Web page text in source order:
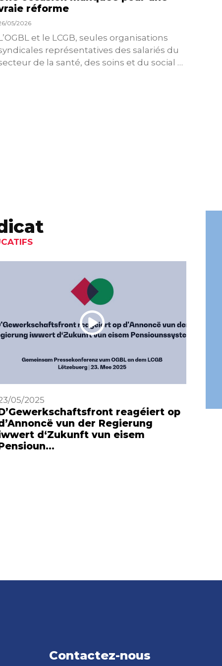
réforme
05/2026
et le LCGB, seules organisations
représentatives des salariés du
de la santé, des soins et du social …
05/2025
reagéiert op
vun der Regierung
d‘Zukunft vun eisem
Contactez-nous